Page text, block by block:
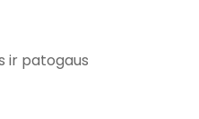
ir patogaus